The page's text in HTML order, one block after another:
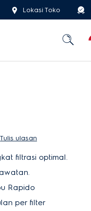
Lokasi Toko
Tulis ulasan
filtrasi optimal.
Rapido
per filter